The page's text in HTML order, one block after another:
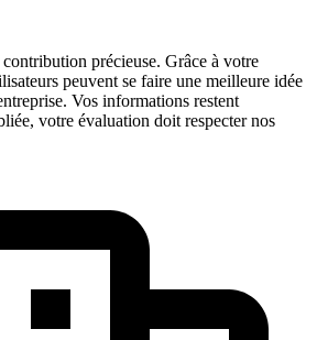
précieuse. Grâce à votre
peuvent se faire une meilleure idée
Vos informations restent
votre évaluation doit respecter nos